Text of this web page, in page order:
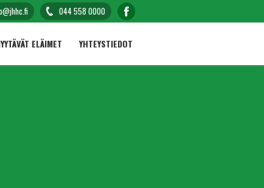
044 558 0000
ELÄIMET YHTEYSTIEDOT